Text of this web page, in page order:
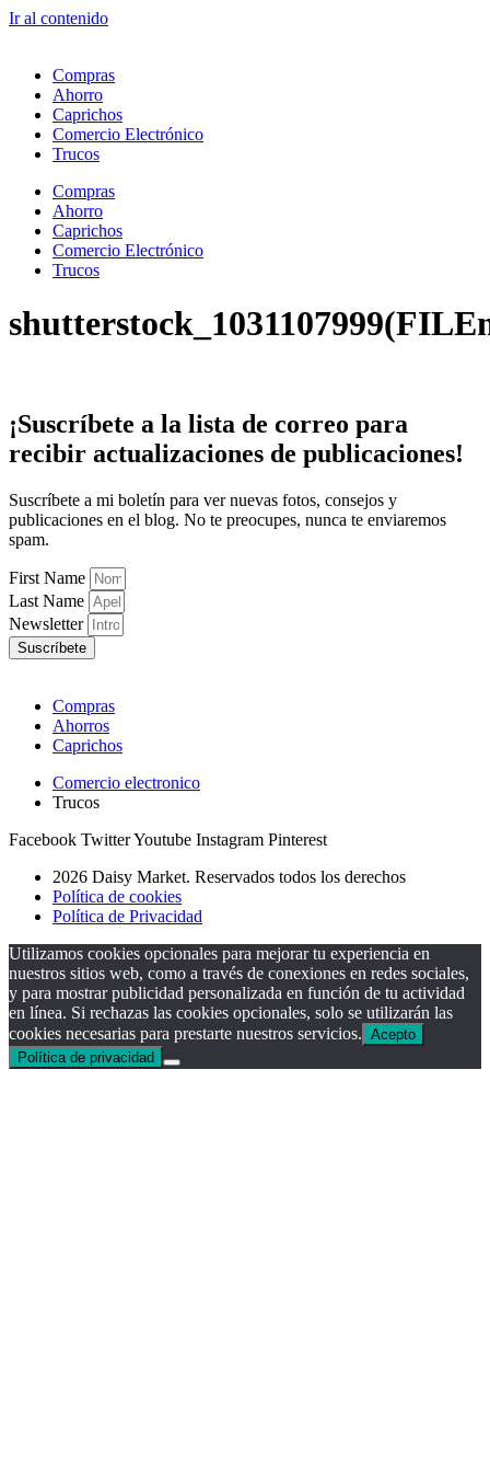
Ir al contenido
Compras
Ahorro
Caprichos
Comercio Electrónico
Trucos
Compras
Ahorro
Caprichos
Comercio Electrónico
Trucos
¡Suscríbete a la lista de correo para
recibir actualizaciones de publicaciones!
Suscríbete a mi boletín para ver nuevas fotos, consejos y
publicaciones en el blog. No te preocupes, nunca te enviaremos
spam.
First Name
Last Name
Newsletter
Suscríbete
Compras
Ahorros
Caprichos
Comercio electronico
Trucos
Facebook TwitterYoutube Instagram Pinterest
2026 Daisy Market. Reservados todos los derechos
Política de cookies
Política de Privacidad
Utilizamos cookies opcionales para mejorar tu experiencia en
nuestros sitios web, como a través de conexiones en redes sociales,
y para mostrar publicidad personalizada en función de tu actividad
en línea. Si rechazas las cookies opcionales, solo se utilizarán las
cookies necesarias para prestarte nuestros servicios. Acepto
Política de privacidad